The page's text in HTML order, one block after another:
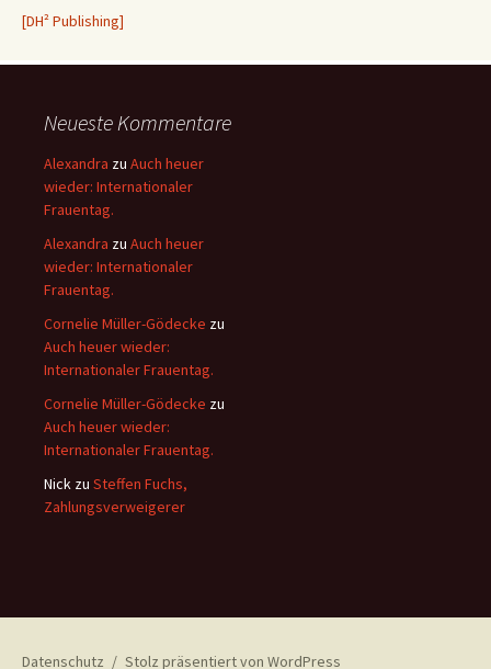
[DH² Publishing]
Neueste Kommentare
Alexandra zu Auch heuer
wieder: Internationaler
Frauentag.
Alexandra zu Auch heuer
wieder: Internationaler
Frauentag.
Cornelie Müller-Gödecke zu
Auch heuer wieder:
Internationaler Frauentag.
Cornelie Müller-Gödecke zu
Auch heuer wieder:
Internationaler Frauentag.
Nick zu Steffen Fuchs,
Zahlungsverweigerer
Datenschutz Stolz präsentiert von WordPress